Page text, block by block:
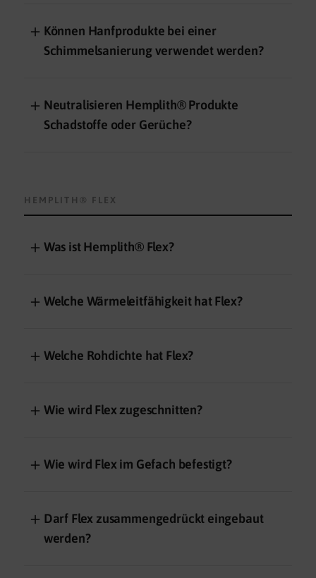
＋ Können Hanfprodukte bei einer
Schimmelsanierung verwendet werden?
＋ Neutralisieren Hemplith® Produkte
Schadstoffe oder Gerüche?
HEMPLITH® FLEX
＋ Was ist Hemplith® Flex?
＋ Welche Wärmeleitfähigkeit hat Flex?
＋ Welche Rohdichte hat Flex?
＋ Wie wird Flex zugeschnitten?
＋ Wie wird Flex im Gefach befestigt?
＋ Darf Flex zusammengedrückt eingebaut
werden?